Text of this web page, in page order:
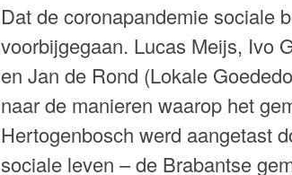
Dat de coronapandemie sociale
voorbijgegaan. Lucas Meijs, Ivo
en Jan de Rond (Lokale
naar de manieren waarop het
Hertogenbosch werd aangetast
sociale leven – de Brabantse